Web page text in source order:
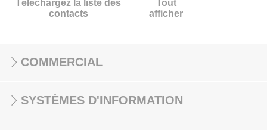
Téléchargez la liste des
contacts
Tout
afficher
COMMERCIAL
SYSTÈMES D'INFORMATION